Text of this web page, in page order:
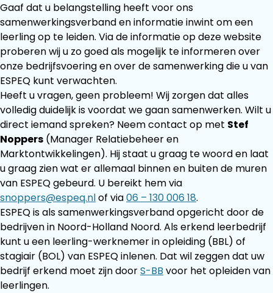
Gaaf dat u belangstelling heeft voor ons
samenwerkingsverband en informatie inwint om een
leerling op te leiden. Via de informatie op deze website
proberen wij u zo goed als mogelijk te informeren over
onze bedrijfsvoering en over de samenwerking die u van
ESPEQ kunt verwachten.
Heeft u vragen, geen probleem! Wij zorgen dat alles
volledig duidelijk is voordat we gaan samenwerken. Wilt u
direct iemand spreken? Neem contact op met Stef
Noppers (Manager Relatiebeheer en
Marktontwikkelingen). Hij staat u graag te woord en laat
u graag zien wat er allemaal binnen en buiten de muren
van ESPEQ gebeurd. U bereikt hem via
snoppers@espeq.nlof via06 – 130 006 18.
ESPEQ is als samenwerkingsverband opgericht door de
bedrijven in Noord-Holland Noord. Als erkend leerbedrijf
kunt u een leerling-werknemer in opleiding (BBL) of
stagiair (BOL) van ESPEQ inlenen. Dat wil zeggen dat uw
bedrijf erkend moet zijn doorS-BB voor het opleiden van
leerlingen.